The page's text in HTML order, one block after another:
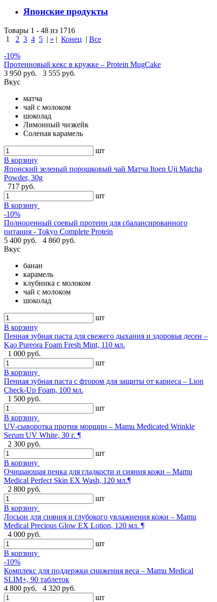
Японские продукты
Товары 1 - 48 из 1716
1
2 3 4 5 | » | Конец | Все
-10%
Протеиновый кекс в кружке – Protein MugCake
3 950 руб.
3 555 руб.
Вкус
матча
чай с молоком
шоколад
Лимонный чизкейк
Соленая карамель
шт
В корзину
Японский зеленый порошковый чай Матча Itoen Uji Matcha
Powder, 30g
717 руб.
шт
В корзину
-10%
Полноценный соевый протеин для сбалансированного
питания - Tokyo Complete Protein
5 400 руб.
4 860 руб.
Вкус
банан
карамель
клубника с молоком
чай с молоком
шоколад
шт
В корзину
Пенная зубная паста для свежего дыхания и здоровья десен –
Kao Pureora Foam Fresh Mint, 110 мл.
1 000 руб.
шт
В корзину
Пенная зубная паста с фтором для защиты от кариеса – Lion
Check-Up Foam, 100 мл.
1 500 руб.
шт
В корзину
UV-сыворотка против морщин – Mamu Medicated Wrinkle
Serum UV White, 30 г. ¶
2 300 руб.
шт
В корзину
Очищающая пенка для гладкости и сияния кожи – Mamu
Medical Perfect Skin EX Wash, 120 мл.¶
2 800 руб.
шт
В корзину
Лосьон для сияния и глубокого увлажнения кожи – Mamu
Medical Precious Glow EX Lotion, 120 мл. ¶
4 000 руб.
шт
В корзину
-10%
Комплекс для поддержки снижения веса – Mamu Medical
SLIM+, 90 таблеток
4 800 руб.
4 320 руб.
шт